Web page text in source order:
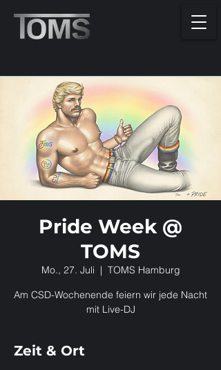
Pride Week @
TOMS
Mo., 27. Juli
  |
TOMS Hamburg
Am CSD-Wochenende feiern wir jede Nacht
mit Live-DJ
Zeit & Ort